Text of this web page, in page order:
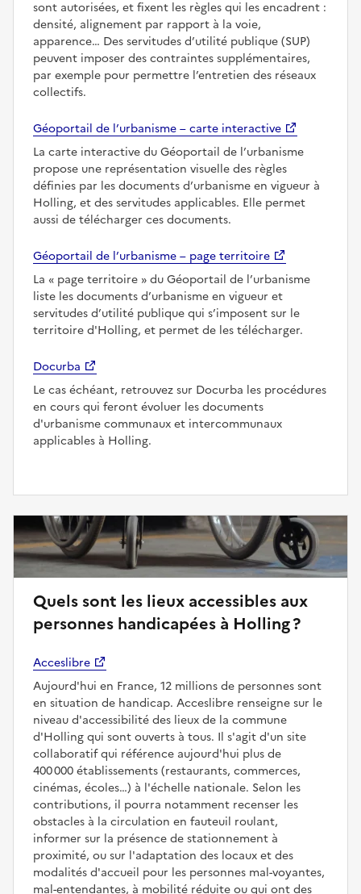
sont autorisées, et fixent les règles qui les encadrent :
densité, alignement par rapport à la voie,
apparence… Des servitudes d’utilité publique (SUP)
peuvent imposer des contraintes supplémentaires,
par exemple pour permettre l’entretien des réseaux
collectifs.
Géoportail de l’urbanisme – carte interactive
La carte interactive du Géoportail de l’urbanisme
propose une représentation visuelle des règles
définies par les documents d’urbanisme en vigueur à
Holling, et des servitudes applicables. Elle permet
aussi de télécharger ces documents.
Géoportail de l’urbanisme – page territoire
La
page territoire
du Géoportail de l’urbanisme
liste les documents d’urbanisme en vigueur et
servitudes d’utilité publique qui s’imposent sur le
territoire d'Holling, et permet de les télécharger.
Docurba
Le cas échéant, retrouvez sur Docurba les procédures
en cours qui feront évoluer les documents
d'urbanisme communaux et intercommunaux
applicables à Holling.
Quels sont les lieux accessibles aux
personnes handicapées à Holling ?
Acceslibre
Aujourd'hui en France, 12 millions de personnes sont
en situation de handicap. Acceslibre renseigne sur le
niveau d'accessibilité des lieux de la commune
d'Holling qui sont ouverts à tous. Il s'agit d'un site
collaboratif qui référence aujourd'hui plus de
400 000 établissements (restaurants, commerces,
cinémas, écoles…) à l'échelle nationale. Selon les
contributions, il pourra notamment recenser les
obstacles à la circulation en fauteuil roulant,
informer sur la présence de stationnement à
proximité, ou sur l'adaptation des locaux et des
modalités d'accueil pour les personnes mal-voyantes,
mal-entendantes, à mobilité réduite ou qui ont des